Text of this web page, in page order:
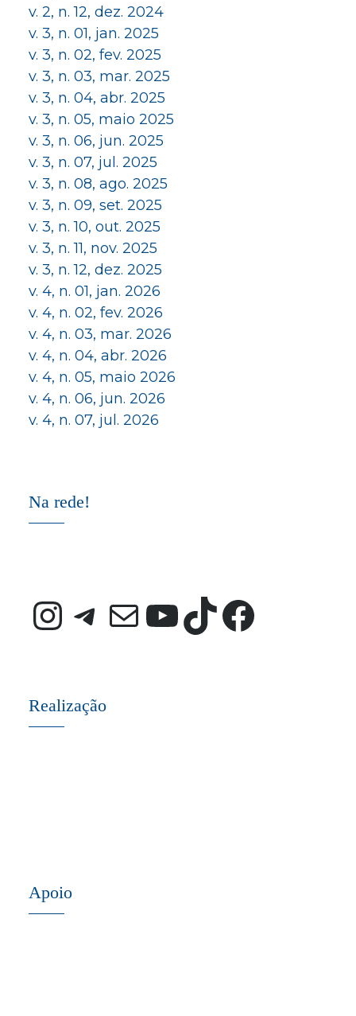
v. 2, n. 12, dez. 2024
v. 3, n. 01, jan. 2025
v. 3, n. 02, fev. 2025
v. 3, n. 03, mar. 2025
v. 3, n. 04, abr. 2025
v. 3, n. 05, maio 2025
v. 3, n. 06, jun. 2025
v. 3, n. 07, jul. 2025
v. 3, n. 08, ago. 2025
v. 3, n. 09, set. 2025
v. 3, n. 10, out. 2025
v. 3, n. 11, nov. 2025
v. 3, n. 12, dez. 2025
v. 4, n. 01, jan. 2026
v. 4, n. 02, fev. 2026
v. 4, n. 03, mar. 2026
v. 4, n. 04, abr. 2026
v. 4, n. 05, maio 2026
v. 4, n. 06, jun. 2026
v. 4, n. 07, jul. 2026
Na rede!
Instagram
Telegram
E-mail
Youtube
TikTok
Realização
Apoio